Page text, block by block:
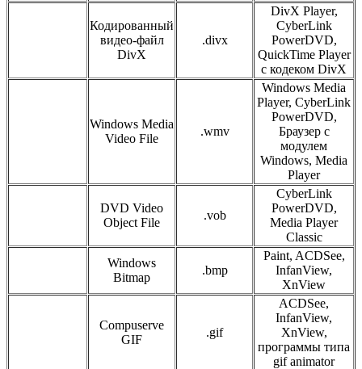
Кодированный
видео-файл
DivX
.divx
DivX Player,
CyberLink
PowerDVD,
QuickTime Player
с кодеком DivX
Windows Media
Video File
.wmv
Windows Media
Player, CyberLink
PowerDVD,
Браузер с
модулем
Windows, Media
Player
DVD Video
Object File
.vob
CyberLink
PowerDVD,
Media Player
Classic
Windows
Bitmap
.bmp
Paint, ACDSee,
InfanView,
XnView
Compuserve
GIF
.gif
ACDSee,
InfanView,
XnView,
программы типа
gif animator